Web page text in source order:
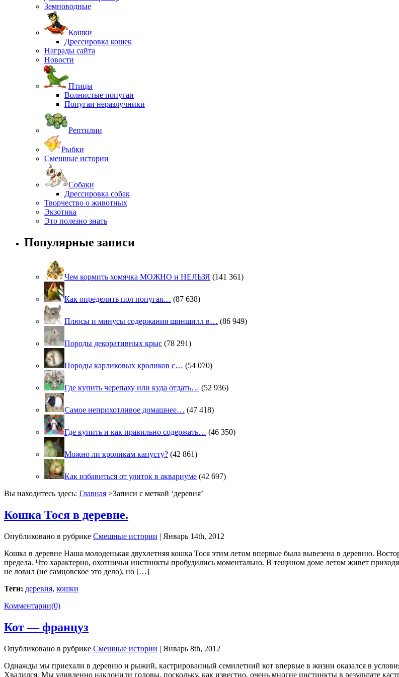
Земноводные
Кошки
Дрессировка кошек
Награды сайта
Новости
Птицы
Волнистые попугаи
Попугаи неразлучники
Рептилии
Рыбки
Смешные истории
Собаки
Дрессировка собак
Творчество о животных
Экзотика
Это полезно знать
Популярные записи
Чем кормить хомячка МОЖНО и НЕЛЬЗЯ (141 361)
Как определить пол попугая… (87 638)
Плюсы и минусы содержания шиншилл в… (86 949)
Породы декоративных крыс (78 291)
Породы карликовых кроликов с… (54 070)
Где купить черепаху или куда отдать… (52 936)
Самое неприхотливое домашнее… (47 418)
Где купить и как правильно содержать… (46 350)
Можно ли кроликам капусту? (42 861)
Как избавиться от улиток в аквариуме (42 697)
Вы находитесь здесь: Главная >Записи с меткой ‘деревня’
Кошка Тося в деревне.
Опубликовано в рубрике Смешные истории | Январь 14th, 2012
Кошка в деревне Наша молоденькая двухлетняя кошка Тося этим летом впервые была вывезена в деревню.
предела. Что характерно, охотничьи инстинкты пробудились моментально. В тещином доме летом живет
не ловил (не самцовское это дело), но […]
Теги: деревня, кошки
Комментарии(0)
Кот — француз
Опубликовано в рубрике Смешные истории | Январь 8th, 2012
Однажды мы приехали в деревню и рыжий, кастрированный семилетний кот впервые в жизни оказался в
Хвалился. Мы удивленно наклонили головы, поскольку, как известно, очень многие инстинкты в результате